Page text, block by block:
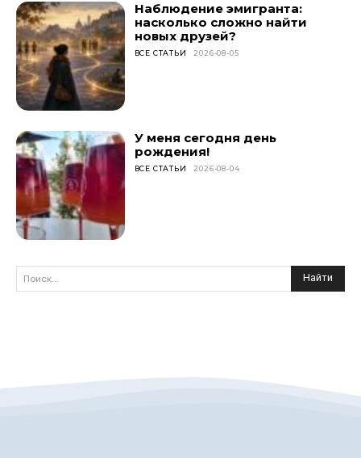
Наблюдение эмигранта:
насколько сложно найти
новых друзей?
ВСЕ СТАТЬИ 2026-08-05
У меня сегодня день
рождения!
ВСЕ СТАТЬИ 2026-08-04
Поиск... Найти